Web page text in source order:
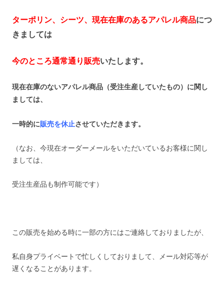
ターポリン、シーツ、現在在庫のあるアパレル商品につ
きましては
今のところ通常通り販売いたします。
現在在庫のないアパレル商品（受注生産していたもの）に関し
ましては、
一時的に販売を休止させていただきます。
（なお、今現在オーダーメールをいただいているお客様に関し
ましては、
受注生産品も制作可能です）
この販売を始める時に一部の方にはご連絡しておりましたが、
私自身プライベートで忙しくしておりまして、メール対応等が
遅くなることがあります。